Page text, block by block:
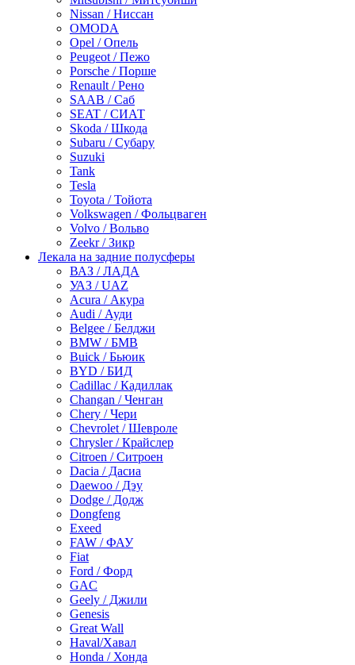
Nissan / Ниссан
OMODA
Opel / Опель
Peugeot / Пежо
Porsche / Порше
Renault / Рено
SAAB / Саб
SEAT / СИАТ
Skoda / Шкода
Subaru / Субару
Suzuki
Tank
Tesla
Toyota / Тойота
Volkswagen / Фольцваген
Volvo / Вольво
Zeekr / Зикр
Лекала на задние полусферы
ВАЗ / ЛАДА
УАЗ / UAZ
Acura / Акура
Audi / Ауди
Belgee / Белджи
BMW / БМВ
Buick / Бьюик
BYD / БИД
Cadillac / Кадиллак
Changan / Ченган
Chery / Чери
Chevrolet / Шевроле
Chrysler / Крайслер
Citroen / Ситроен
Dacia / Дасиа
Daewoo / Дэу
Dodge / Додж
Dongfeng
Exeed
FAW / ФАУ
Fiat
Ford / Форд
GAC
Geely / Джили
Genesis
Great Wall
Haval/Хавал
Honda / Хонда